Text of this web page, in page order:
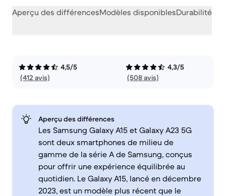
Aperçu des différencesModèles disponiblesDurabilité
4,5/5
(412 avis)
4,3/5
(508 avis)
Aperçu des différences
Les Samsung Galaxy A15 et Galaxy A23 5G
sont deux smartphones de milieu de
gamme de la série A de Samsung, conçus
pour offrir une expérience équilibrée au
quotidien. Le Galaxy A15, lancé en décembre
2023, est un modèle plus récent que le